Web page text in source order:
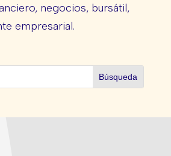
negocios, bursátil,
empresarial.